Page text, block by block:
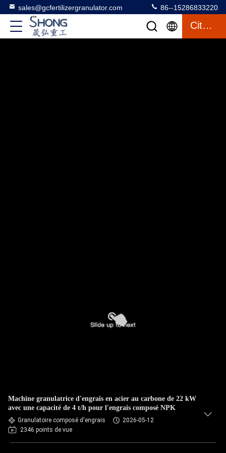
sales@gcfertilizergranulator.com 86--15286833220
Citation
Machine granulatrice d'engrais en acier au carbone de 22 kW
avec une capacité de 4 t/h pour l'engrais composé NPK
Granulatoire composé d'engrais
2026-05-12
2346 points de vue